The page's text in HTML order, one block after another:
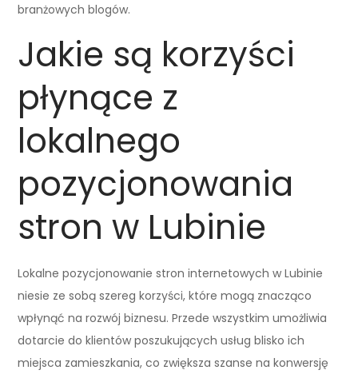
branżowych blogów.
Jakie są korzyści
płynące z
lokalnego
pozycjonowania
stron w Lubinie
Lokalne pozycjonowanie stron internetowych w Lubinie
niesie ze sobą szereg korzyści, które mogą znacząco
wpłynąć na rozwój biznesu. Przede wszystkim umożliwia
dotarcie do klientów poszukujących usług blisko ich
miejsca zamieszkania, co zwiększa szanse na konwersję